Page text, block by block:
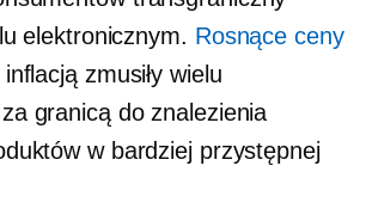
elektronicznym. Rosnące ceny
zmusiły wielu
granicą do znalezienia
w bardziej przystępnej